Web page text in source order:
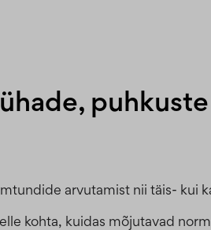
arvutamist nii täis- kui
kohta, kuidas mõjutavad